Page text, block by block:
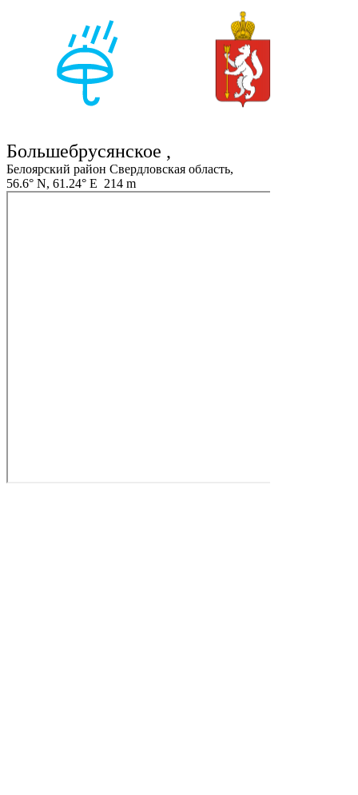
Большебрусянское ,
Белоярский район Свердловская область,
56.6° N, 61.24° E 214 m